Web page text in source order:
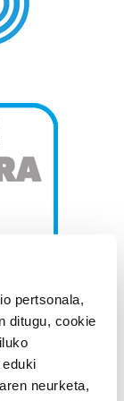
pertsonala,
ditugu, cookie
neurketa,